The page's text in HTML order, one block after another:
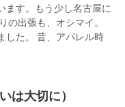
ます。もう少し名古屋に
の出張も、オシマイ。
した。 昔、アパレル時
は大切に）